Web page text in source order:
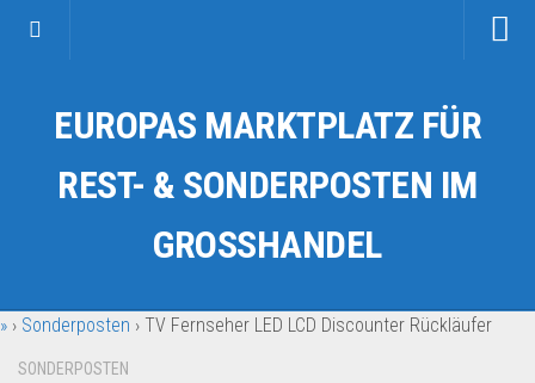
Kategorien
Auto & Motorrad
Fahrzeuge & Transport
Garten & Werkzeug
Geschäft, Büro & Schreibwaren
EUROPAS MARKTPLATZ FÜR
REST- & SONDERPOSTEN IM
GROSSHANDEL
» › Sonderposten › TV Fernseher LED LCD Discounter Rückläufer
SONDERPOSTEN